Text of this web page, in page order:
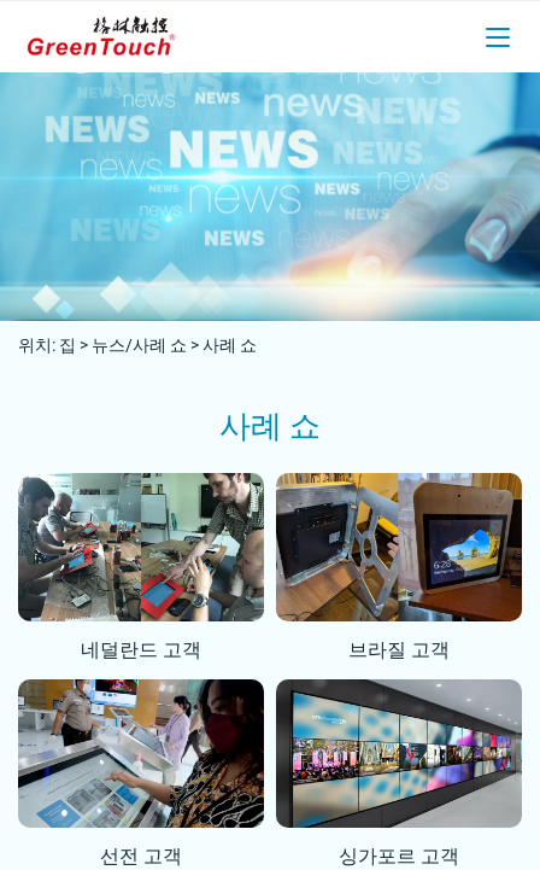
위치: 집 > 뉴스/사례 쇼 >사례 쇼
사례 쇼
네덜란드 고객 브라질 고객
선전 고객 싱가포르 고객